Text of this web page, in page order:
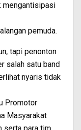
mengantisipasi
pemuda.
tapi penonton
salah satu band
nyaris tidak
Promotor
Masyarakat